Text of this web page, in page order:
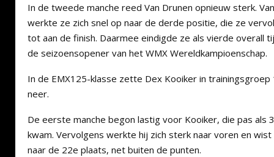
In de tweede manche reed Van Drunen opnieuw sterk.
werkte ze zich snel op naar de derde positie, die ze
tot aan de finish. Daarmee eindigde ze als vierde overall
de seizoensopener van het WMX Wereldkampioenschap.
In de EMX125-klasse zette Dex Kooiker in
neer.
De eerste manche begon lastig voor Kooiker, die pas als
kwam. Vervolgens werkte hij zich sterk naar voren en
naar de 22e plaats, net buiten de punten.